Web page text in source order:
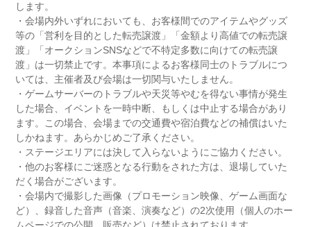
します。
・会場内外いずれにおいても、お客様間でのアイテムやグッズ
等の「営利を目的とした転売譲渡」「金額より高値での転売譲
渡」「オークションSNSなどで不特定多数に向けての転売譲
渡」は一切禁止です。本事項によるお客様同士のトラブルにつ
いては、主催者及び会場は一切関与いたしません。
・ゲームサーバーのトラブルや天災等やむを得ない事情が発生
した場合、イベントを一時中断、もしくは中止する場合があり
ます。この場合、会場までの交通費や宿泊費などの補償はいた
しかねます。あらかじめご了承ください。
・ステージエリアには決して入らないようにご協力ください。
・他のお客様にご迷惑となる行動をされた方は、退場していた
だく場合がございます。
・会場内で撮影した画像（プロモーション映像、ゲーム画面な
ど）、録音した音声（音楽、演奏など）の2次使用（個人のホー